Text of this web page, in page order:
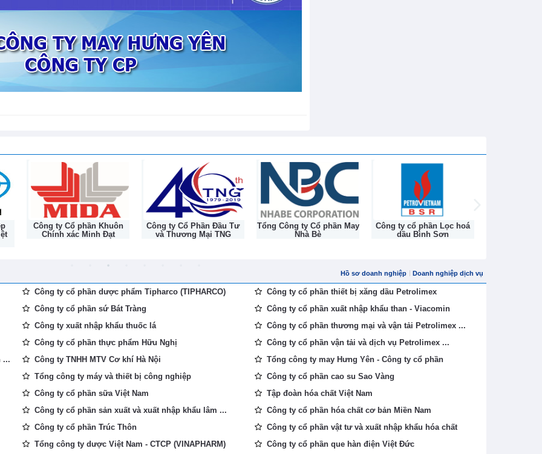
biểu, giải trình làm rõ một số nội
về Luật Dầu khí (sửa đổi)
Công ty Cổ phần Khuôn
Chính xác Minh Đạt
Công ty Cổ Phần Đầu Tư
và Thương Mại TNG
Tổng Công ty Cổ phần May
Nhà Bè
Công ty cổ phần Lọc hoá
dầu Bình Sơn
Hồ sơ doanh nghiệp Doanh nghiệp dịch vụ
...
Công ty cổ phần dược phẩm Tipharco (TIPHARCO)
Công ty cổ phần sứ Bát Tràng
Công ty xuất nhập khẩu thuốc lá
Công ty cổ phần thực phẩm Hữu Nghị
Công ty TNHH MTV Cơ khí Hà Nội
Tổng công ty máy và thiết bị công nghiệp
Công ty cổ phần sữa Việt Nam
Công ty cổ phần sản xuất và xuất nhập khẩu lâm ...
Công ty cổ phần Trúc Thôn
Tổng công ty dược Việt Nam - CTCP (VINAPHARM)
Công ty cổ phần thiết bị xăng dầu Petrolimex
Công ty cổ phần xuất nhập khẩu than - Viacomin
Công ty cổ phần thương mại và vận tải Petrolimex ...
Công ty cổ phần vận tải và dịch vụ Petrolimex ...
Tổng công ty may Hưng Yên - Công ty cổ phần
Công ty cổ phần cao su Sao Vàng
Tập đoàn hóa chất Việt Nam
Công ty cổ phần hóa chất cơ bản Miền Nam
Công ty cổ phần vật tư và xuất nhập khẩu hóa chất
Công ty cổ phần que hàn điện Việt Đức